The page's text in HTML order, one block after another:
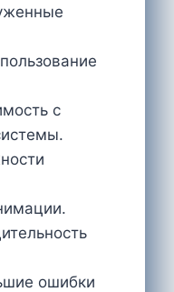
с
ошибки